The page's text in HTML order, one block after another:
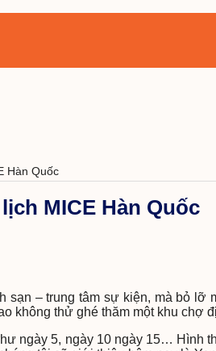
Hàn Quốc
MICE Hàn Quốc
sạn – trung tâm sự kiện, mà bỏ lỡ
không thử ghé thăm một khu chợ
ngày 5, ngày 10 ngày 15… Hình